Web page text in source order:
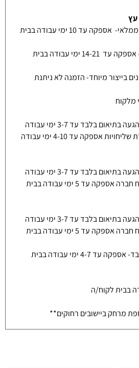
עץ
* ארונות אמבטיה בייבוא ממלאי- אספקה עד 10 ימי עבודה בבית
* ארונות אמבטיה בייצור- אספקה עד 14-21 ימי עבודה בבית
בייצור מיוחד- הזמנה לא ניתנת
מלקוח
בלבד עד 3-7 ימי עבודה
* שליח עד הבית ע"י חברת שליחויות אספקה עד 4-10 ימי עבודה
בלבד עד 3-7 ימי עבודה
* שליח עד הבית ע"י שליח חברה אספקה עד 5 ימי עבודה בבית
בלבד עד 3-7 ימי עבודה
* שליח עד הבית ע"י שליח חברה אספקה עד 5 ימי עבודה בבית
*התקנת מראה / כיור בלבד- אספקה עד 4-7 ימי עבודה בבית
מרחק ביישובים רחוקים**